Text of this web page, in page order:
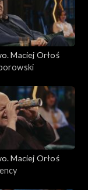
Maciej Orłoś
Maciej Orłoś